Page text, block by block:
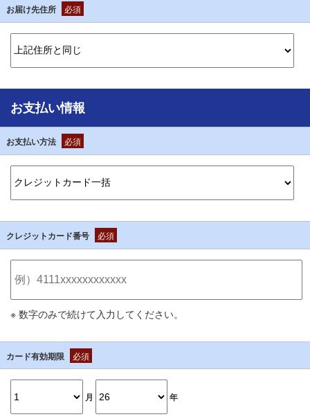
お届け先住所 必須
お支払い情報
お支払い方法 必須
クレジットカード番号 必須
※ 数字のみで続けて入力してください。
カード有効期限 必須
月 年